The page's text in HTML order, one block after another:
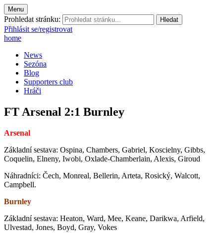
Menu
Prohledat stránku:
Přihlásit se/registrovat
home
News
Sezóna
Blog
Supporters club
Hráči
FT Arsenal 2:1 Burnley
Arsenal
Základní sestava: Ospina, Chambers, Gabriel, Koscielny, Gibbs,
Coquelin, Elneny, Iwobi, Oxlade-Chamberlain, Alexis, Giroud
Náhradníci: Čech, Monreal, Bellerin, Arteta, Rosický, Walcott,
Campbell.
Burnley
Základní sestava: Heaton, Ward, Mee, Keane, Darikwa, Arfield,
Ulvestad, Jones, Boyd, Gray, Vokes